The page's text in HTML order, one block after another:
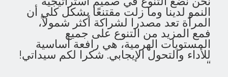
النمو لدينا وما زلت مقتنعًا بشكل كلي أن
المرأة تعد مصدرا لشراكة أكثر شمولاً،
فمع المزيد من التنوع على جميع
المستويات الهرمية، هي رافعة أساسية
للأداء والتحول الإيجابي. شكرا لكم سيداتي!
“